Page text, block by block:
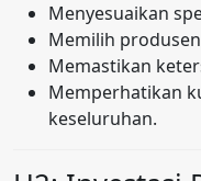
Menyesuaikan
Memilih
Memastikan
Memperhatikan
keseluruhan.